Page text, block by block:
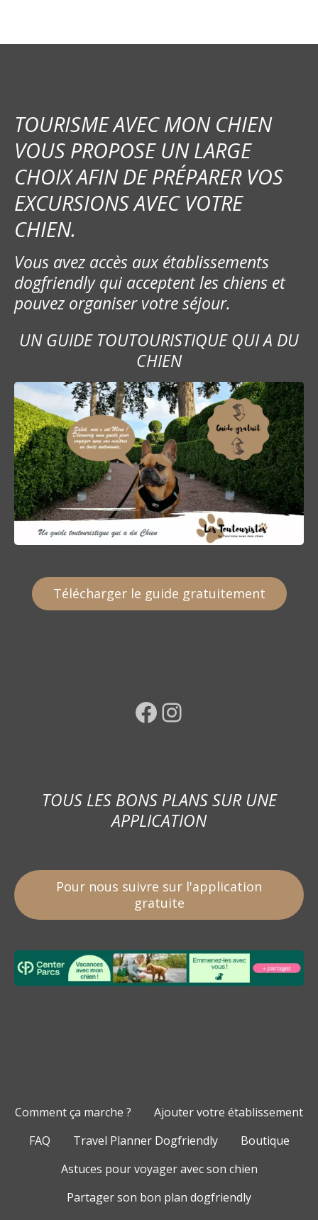
TOURISME AVEC MON CHIEN
VOUS PROPOSE UN LARGE
CHOIX AFIN DE PRÉPARER VOS
EXCURSIONS AVEC VOTRE
CHIEN.
Vous avez accès aux établissements
dogfriendly qui acceptent les chiens et
pouvez organiser votre séjour.
UN GUIDE TOUTOURISTIQUE QUI A DU
CHIEN
Télécharger le guide gratuitement
Facebook Instagram
TOUS LES BONS PLANS SUR UNE
APPLICATION
Pour nous suivre sur l'application
gratuite
Comment ça marche ?
Ajouter votre établissement
FAQ
Travel Planner Dogfriendly
Boutique
Astuces pour voyager avec son chien
Partager son bon plan dogfriendly